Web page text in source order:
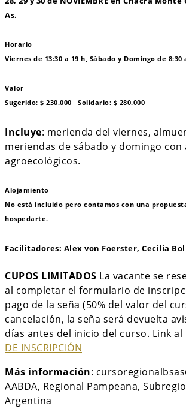
As.
Horario
Viernes de 13:30 a 19 h, Sábado y Domingo de 8:30
Valor
Sugerido: $ 230.000 Solidario: $ 280.000
Incluye: merienda del viernes,
meriendas de sábado y domingo con
agroecológicos.
Alojamiento
No está incluido pero contamos con una
hospedarte.
Facilitadores: Alex von Foerster, Cecilia
CUPOS LIMITADOS La vacante se
al completar el formulario de
pago de la seña (50% del valor del
cancelación, la seña será devuelta
días antes del inicio del curso. Link al
DE INSCRIPCIÓN
Más información:
AABDA, Regional Pampeana,
Argentina